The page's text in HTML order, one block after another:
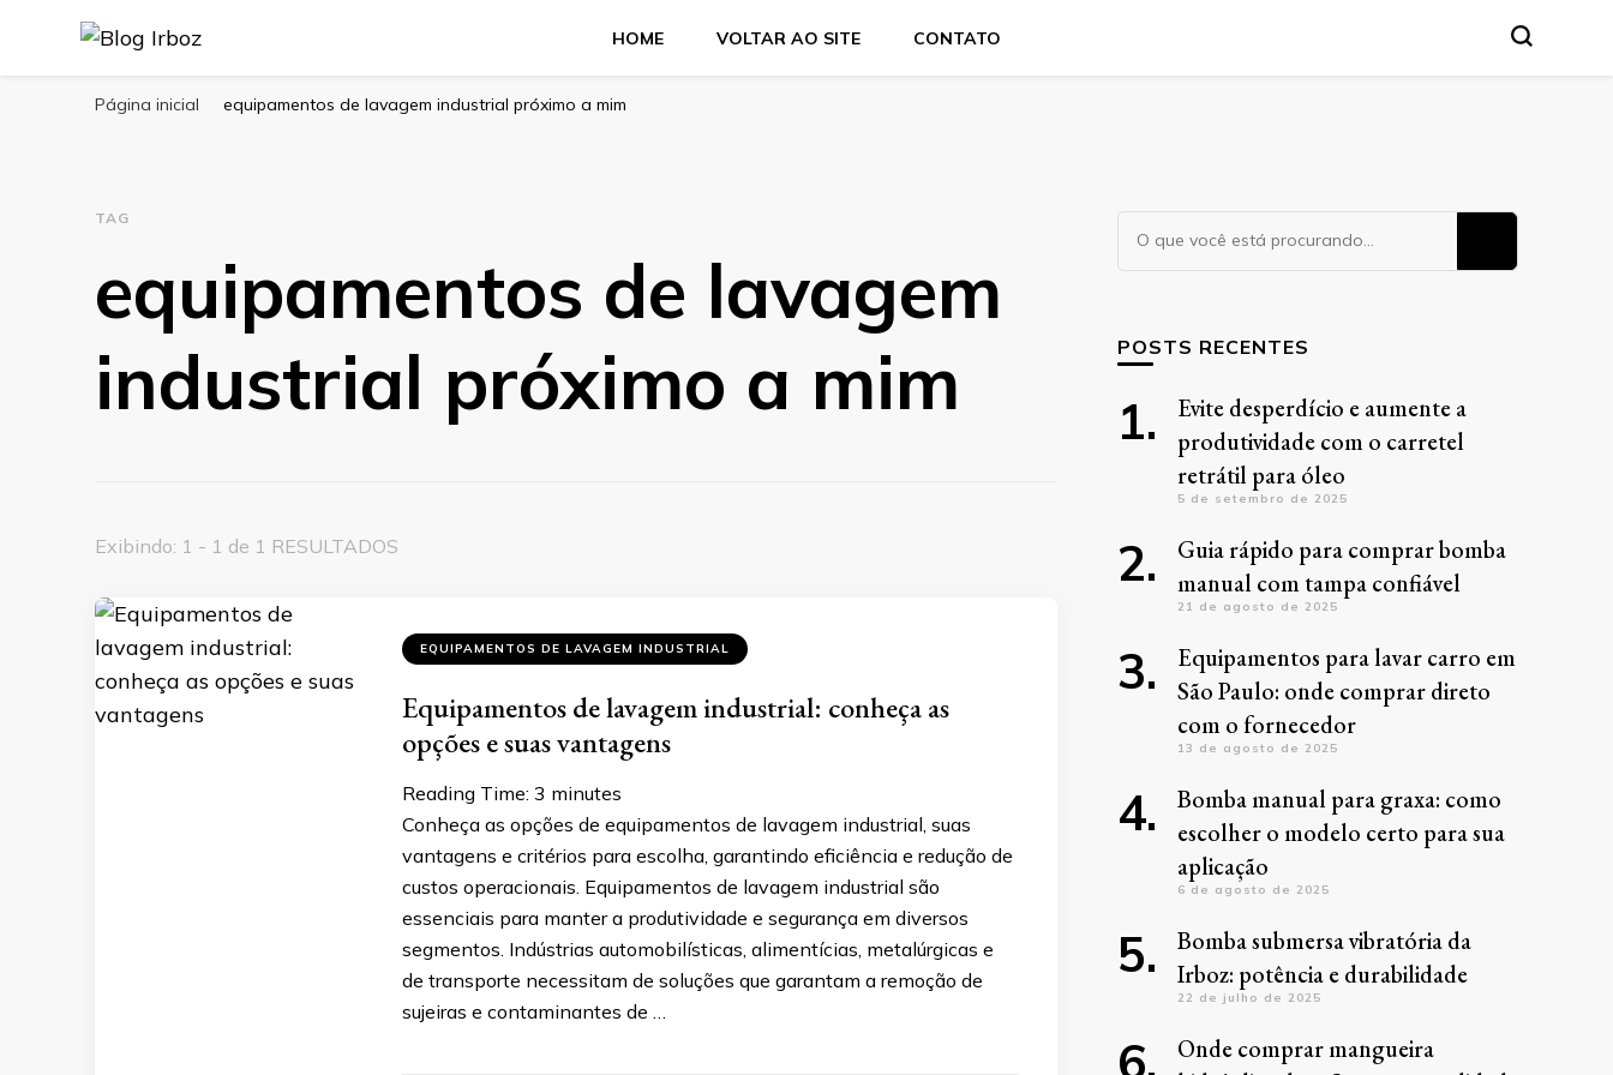
Blog Irboz
HOME VOLTAR AO SITE CONTATO
Página inicial equipamentos de lavagem industrial próximo a mim
TAG
equipamentos de lavagem
industrial próximo a mim
Exibindo: 1 - 1 de 1 RESULTADOS
EQUIPAMENTOS DE LAVAGEM INDUSTRIAL
Equipamentos de lavagem industrial: conheça as
opções e suas vantagens
Reading Time: 3 minutes
Conheça as opções de equipamentos de lavagem industrial, suas
vantagens e critérios para escolha, garantindo eficiência e redução de
custos operacionais. Equipamentos de lavagem industrial são
essenciais para manter a produtividade e segurança em diversos
segmentos. Indústrias automobilísticas, alimentícias, metalúrgicas e
de transporte necessitam de soluções que garantam a remoção de
sujeiras e contaminantes de …
Procurando
algo?
POSTS RECENTES
Evite desperdício e aumente a
produtividade com o carretel
retrátil para óleo
5 de setembro de 2025
Guia rápido para comprar bomba
manual com tampa confiável
21 de agosto de 2025
Equipamentos para lavar carro em
São Paulo: onde comprar direto
com o fornecedor
13 de agosto de 2025
Bomba manual para graxa: como
escolher o modelo certo para sua
aplicação
6 de agosto de 2025
Bomba submersa vibratória da
Irboz: potência e durabilidade
22 de julho de 2025
Onde comprar mangueira